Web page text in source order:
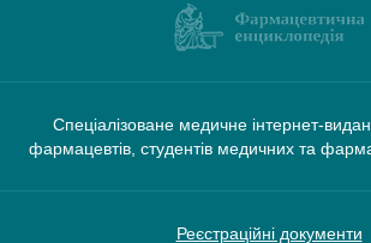
Спеціалізоване медичне інтернет-
фармацевтів, студентів медичних та
Реєстраційні документи